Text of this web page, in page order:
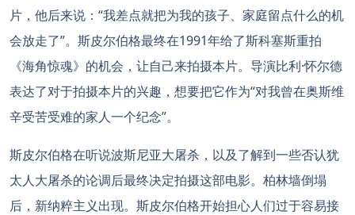
片，他后来说：“我差点就把为我的孩子、家庭留点什么的机
会放走了”。斯皮尔伯格最终在1991年给了斯科塞斯重拍
《海角惊魂》的机会，让自己来拍摄本片。导演比利·怀尔德
表达了对于拍摄本片的兴趣，想要把它作为“对我曾在奥斯维
辛受苦受难的家人一个纪念”。
斯皮尔伯格在听说波斯尼亚大屠杀，以及了解到一些否认犹
太人大屠杀的论调后最终决定拍摄这部电影。柏林墙倒塌
后，新纳粹主义出现。斯皮尔伯格开始担心人们过于容易接